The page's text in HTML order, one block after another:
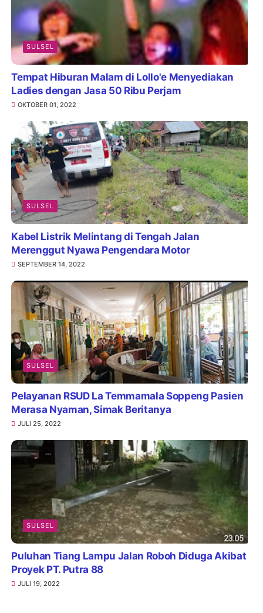
SULSEL
Tempat Hiburan Malam di Lollo'e Menyediakan
Ladies dengan Jasa 50 Ribu Perjam
OKTOBER 01, 2022
SULSEL
Kabel Listrik Melintang di Tengah Jalan
Merenggut Nyawa Pengendara Motor
SEPTEMBER 14, 2022
SULSEL
Pelayanan RSUD La Temmamala Soppeng Pasien
Merasa Nyaman, Simak Beritanya
JULI 25, 2022
SULSEL
Puluhan Tiang Lampu Jalan Roboh Diduga Akibat
Proyek PT. Putra 88
JULI 19, 2022